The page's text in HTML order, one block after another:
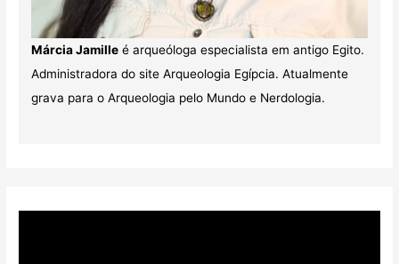
Márcia Jamilleé arqueóloga especialista em antigo Egito.
Administradora do site Arqueologia Egípcia. Atualmente
grava para o Arqueologia pelo Mundo e Nerdologia.